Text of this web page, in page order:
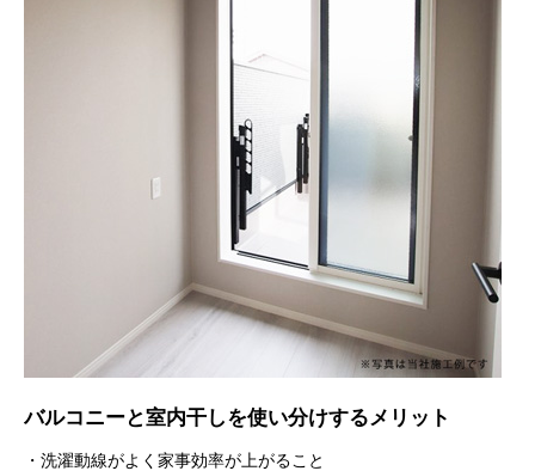
バルコニーと室内干しを使い分けするメリット
・洗濯動線がよく家事効率が上がること